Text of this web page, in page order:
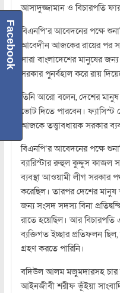
আসাদুজ্জামান ও বিচারপতি
বিএনপি’র আবেদনের পক্ষে
আবেদীন আজকের রায়ের পর
সারা বাংলাদেশের মানুষের
সরকার পুনর্বহাল করে রায়
তিনি আরো বলেন, দেশের মানুষ
ভোট দিতে পারবেন। ফ্যাসিস্ট
আজকে তত্ত্বাবধায়ক সরকার
বিএনপি’র আবেদনের পক্ষে
ব্যারিস্টার রুহুল কুদ্দুস কাজল
ব্যবস্থা আওয়ামী লীগ সরকার
করেছিল। তারপর দেশের
জন্য সংসদ সদস্য বিনা
রাতে হয়েছিল। আর
ব্যক্তিগত ইচ্ছার প্রতিফলন
গ্রহণ করতে পারিনি।
বদিউল আলম মজুমদারসহ চার
আইনজীবী শরীফ ভূঁইয়া
Facebook